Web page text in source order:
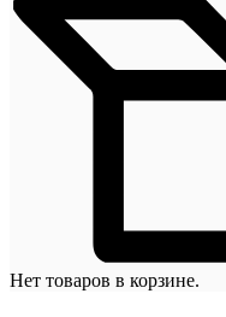
Нет товаров в корзине.